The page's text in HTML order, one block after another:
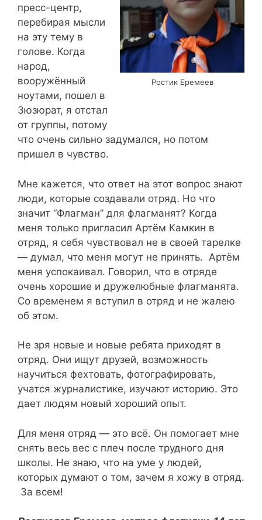
Ростик Еремеев
пресс-центр,
перебирая мысли
на эту тему в
голове. Когда
народ,
вооружённый
ноутами, пошел в
Зюзюрат, я отстал
от группы, потому
что очень сильно задумался, но потом
пришел в чувство.
Мне кажется, что ответ на этот вопрос знают
люди, которые создавали отряд. Но что
значит “Флагман” для флагманят? Когда
меня только пригласил Артём Камкин в
отряд, я себя чувствовал не в своей тарелке
— думал, что меня могут не принять. Артём
меня успокаивал. Говорил, что в отряде
очень хорошие и дружелюбные флагманята.
Со временем я вступил в отряд и не жалею
об этом.
Не зря новые и новые ребята приходят в
отряд. Они ищут друзей, возможность
научиться фехтовать, фотографировать,
учатся журналистике, изучают историю. Это
дает людям новый хороший опыт.
Для меня отряд — это всё. Он помогает мне
снять весь вес с плеч после трудного дня
школы. Не знаю, что на уме у людей,
которых думают о том, зачем я хожу в отряд.
За всем!